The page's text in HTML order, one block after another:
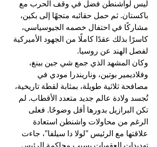
ليس لواشنطن فضل في وقف الحرب مع
باكستان. ثم حمل حقائبه متجهًا إلى بكين،
مشاركًا في احتفال خصمه الجيوسياسي،
كاسرًا بذلك عقدًا كاملًا من الجهود الأميركية
لفصل الهند عن روسيا.
وكان المشهد الذي جمع شي جين بينغ،
وفلاديمير بوتين، وناريندرا مودي في
مصافحة ثلاثية طويلة، بمثابة لقطة تاريخية،
تُجسد ولادة عالم جديد متعدد الأقطاب. لم
تكن البرازيل بدورها أقل وضوحًا. فعلى
الرغم من محاولات واشنطن استعادة
علاقتها مع الرئيس "لولا دا سيلفا"، جاءت